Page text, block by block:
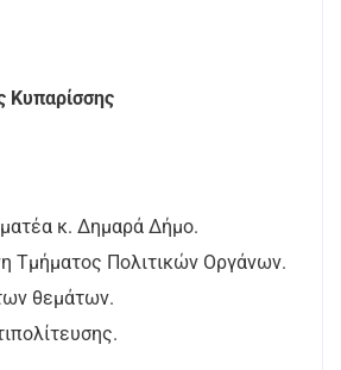
κ. Δημαρά Δήμο.
Τμήματος Πολιτικών Οργάνων.
θεμάτων.